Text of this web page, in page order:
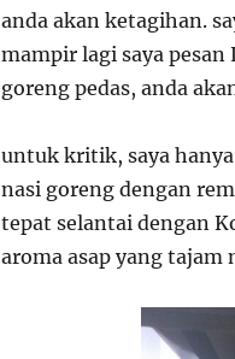
anda akan ketagihan.
mampir lagi saya pesan
goreng pedas, anda
untuk kritik, saya
nasi goreng dengan
tepat selantai dengan
aroma asap yang